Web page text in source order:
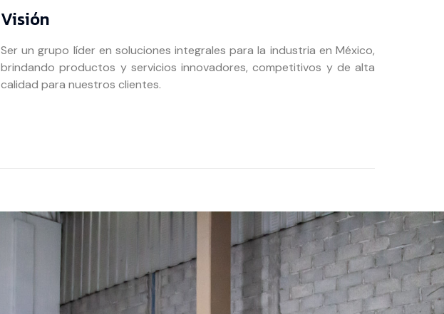
Visión
Ser un grupo líder en soluciones integrales para la industria en México,
brindando productos y servicios innovadores, competitivos y de alta
calidad para nuestros clientes.